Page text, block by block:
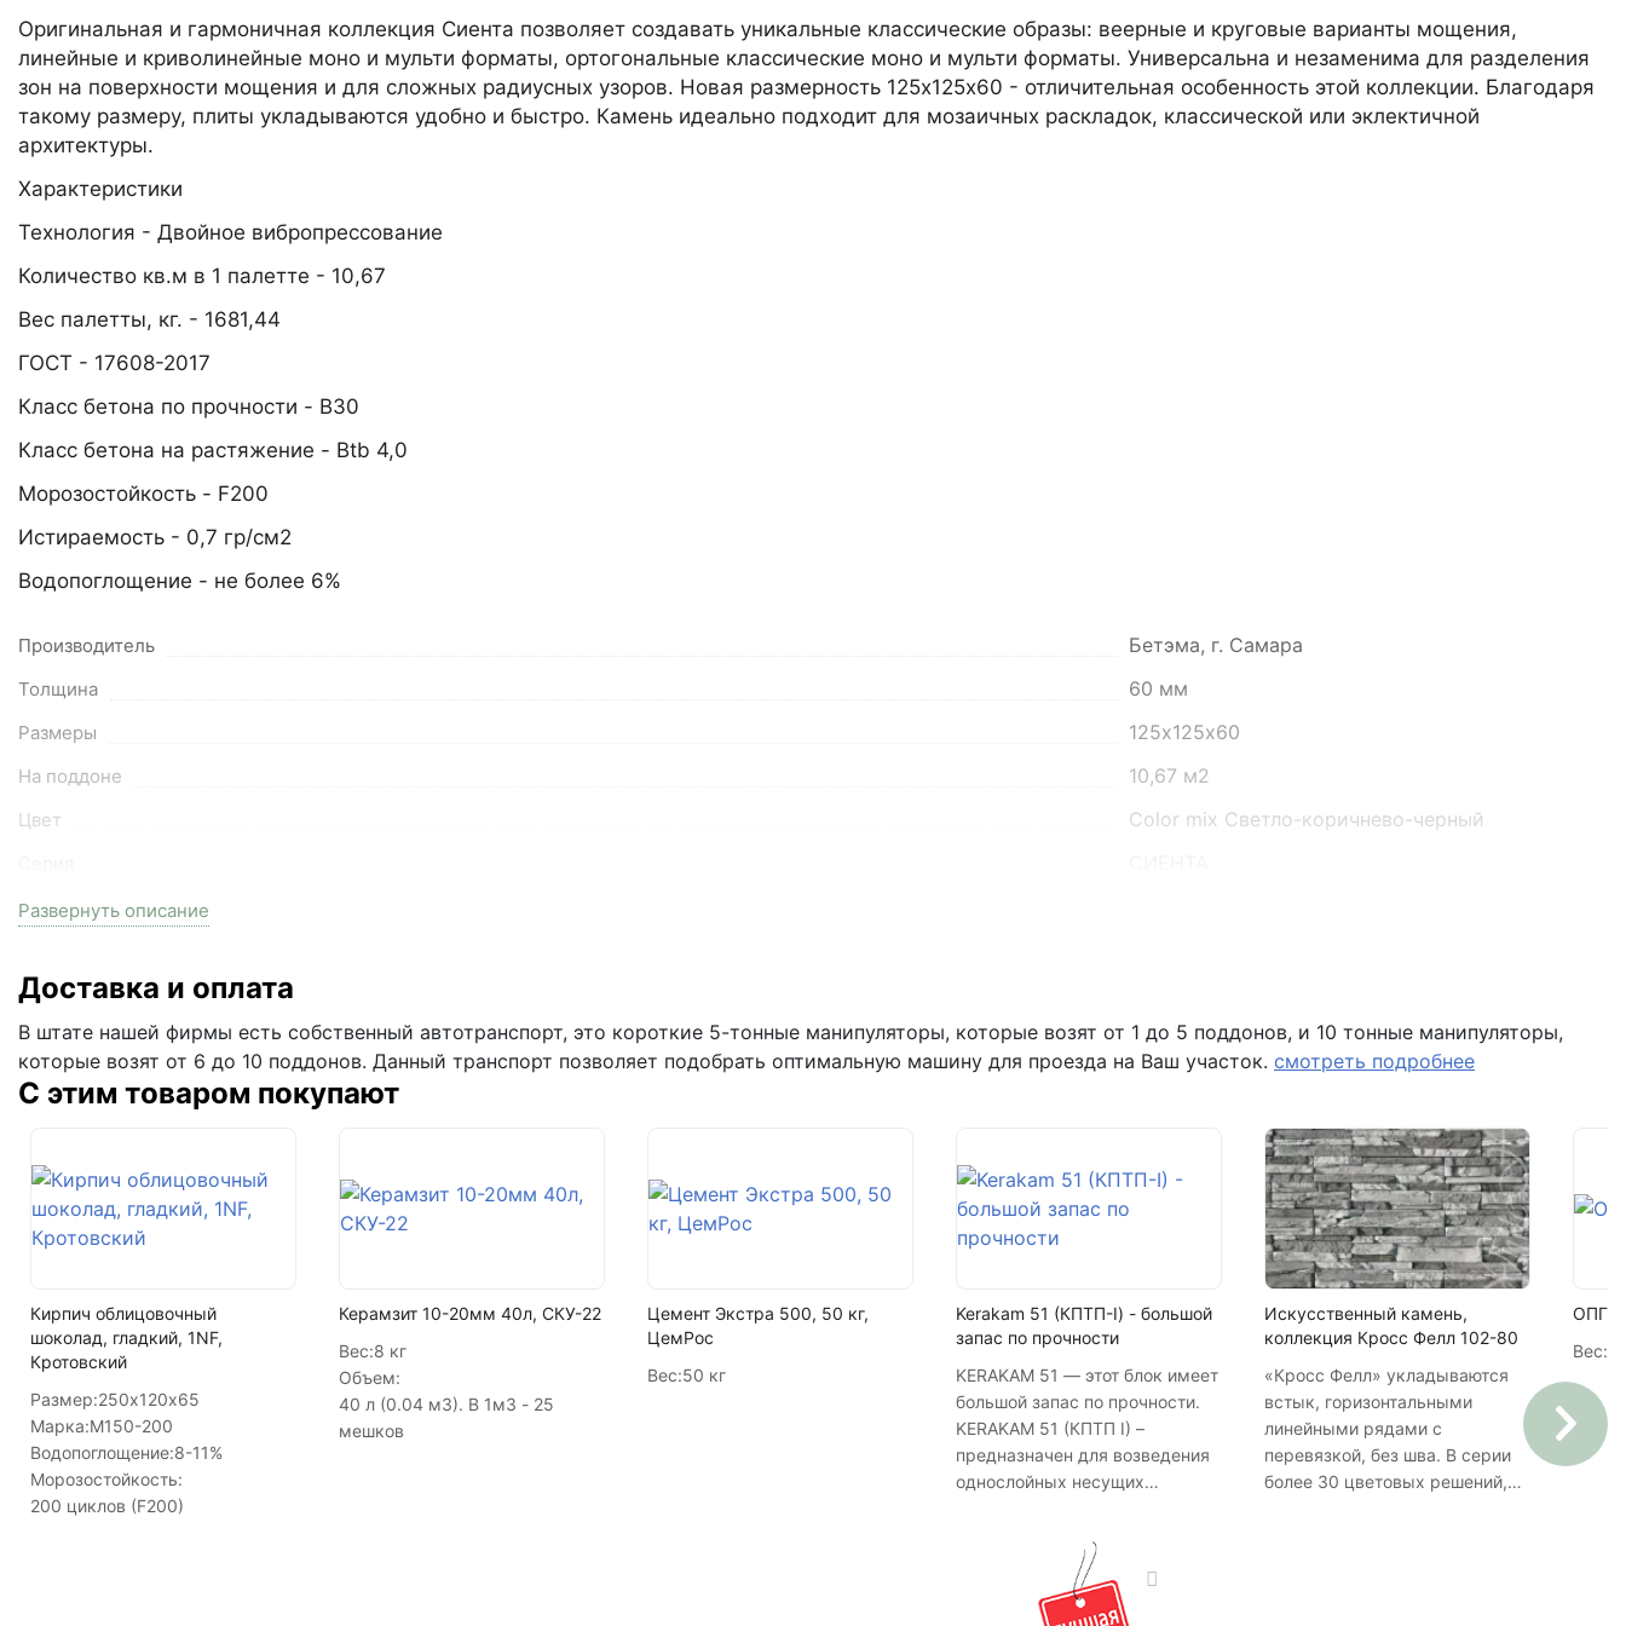
Написать на почту
Самарская область, Волжский район, село Преображенка, улица Ленинская, 75
(вывеска "Мир кирпича")
Оригинальная и гармоничная коллекция Сиента позволяет создавать уникальные классические образы: веерные и круговые варианты мощения,
линейные и криволинейные моно и мульти форматы, ортогональные классические моно и мульти форматы. Универсальна и незаменима для разделения
зон на поверхности мощения и для сложных радиусных узоров. Новая размерность 125х125х60 - отличительная особенность этой коллекции. Благодаря
такому размеру, плиты укладываются удобно и быстро. Камень идеально подходит для мозаичных раскладок, классической или эклектичной
архитектуры.
Характеристики
Технология - Двойное вибропрессование
Количество кв.м в 1 палетте - 10,67
Вес палетты, кг. - 1681,44
ГОСТ - 17608-2017
Класс бетона по прочности - B30
Класс бетона на растяжение - Btb 4,0
Морозостойкость - F200
Истираемость - 0,7 гр/см2
Водопоглощение - не более 6%
Производитель Бетэма, г. Самара
Толщина 60 мм
Размеры 125х125х60
На поддоне 10,67 м2
Цвет Color mix Светло-коричнево-черный
Вес поддона
Артикул
Залог за поддоны Поддон залоговый, 1 штука стоит - 690 рублей
Кол-во поддонов в машине
Развернуть описание
Доставка и оплата
В штате нашей фирмы есть собственный автотранспорт, это короткие 5-тонные манипуляторы, которые возят от 1 до 5 поддонов, и 10 тонные манипуляторы,
которые возят от 6 до 10 поддонов. Данный транспорт позволяет подобрать оптимальную машину для проезда на Ваш участок. смотреть подробнее
С этим товаром покупают
Кирпич облицовочный
шоколад, гладкий, 1NF,
Кротовский
Размер:250х120х65
Марка:М150-200
Водопоглощение:8-11%
Морозостойкость:
200 циклов (F200)
Керамзит 10-20мм 40л, СКУ-22
Вес:8 кг
Объем:
40 л (0.04 м3). В 1м3 - 25
мешков
Цемент Экстра 500, 50 кг,
ЦемРос
Вес:50 кг
Kerakam 51 (КПТП-I) - большой
запас по прочности
KERAKAM 51 — этот блок имеет
большой запас по прочности.
KERAKAM 51 (КПТП I) –
предназначен для возведения
однослойных несущих
утепления. Сопротивление
теплопередаче стен из этого
камня отвечает современным
Искусственный камень,
коллекция Кросс Фелл 102-80
«Кросс Фелл» укладываются
встык, горизонтальными
линейными рядами с
перевязкой, без шва. В серии
более 30 цветовых решений,
ОПГС
Вес: